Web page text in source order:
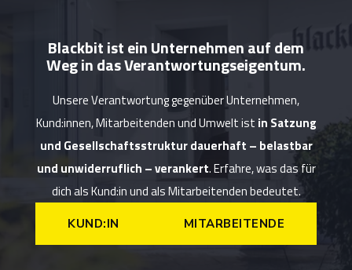
Blackbit ist ein Unternehmen auf dem
Weg in das Verantwortungseigentum.
Unsere Verantwortung gegenüber Unternehmen,
Kund:innen, Mitarbeitenden und Umwelt ist in Satzung
und Gesellschaftsstruktur dauerhaft – belastbar
und unwiderruflich – verankert. Erfahre, was das für
dich als Kund:in und als Mitarbeitenden bedeutet.
KUND:IN MITARBEITENDE